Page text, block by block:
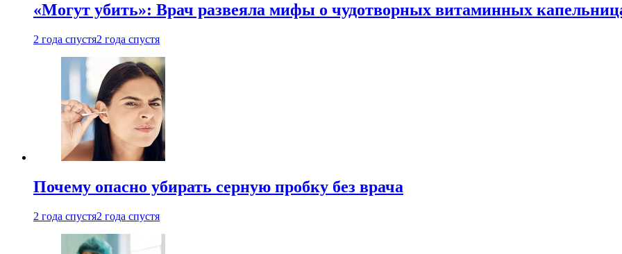
«Могут убить»: Врач развеяла мифы о чудотворных витаминных
2 года спустя2 года спустя
Почему опасно убирать серную пробку без врача
2 года спустя2 года спустя